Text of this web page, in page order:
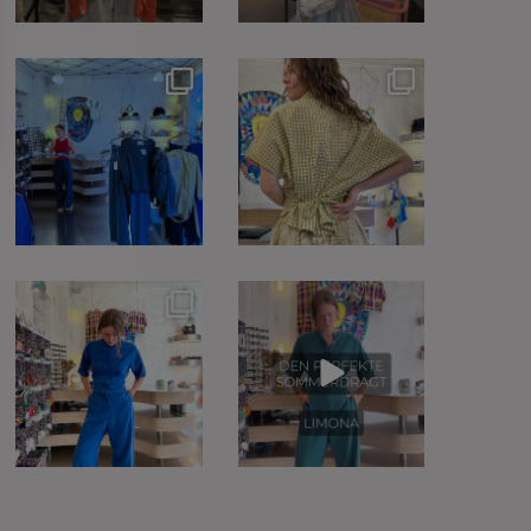
2 35
EXTRA NEDSAT på
UdsalgsSagerne - kom ind
og find...
2
Blockprint skjorte fra
@janmachenhauer -...
3 1
Lyocell er fremstillet af
træfiber - ofte...
18 2
Heldragten fra
@klitmollercollective til
1399kr i...
2